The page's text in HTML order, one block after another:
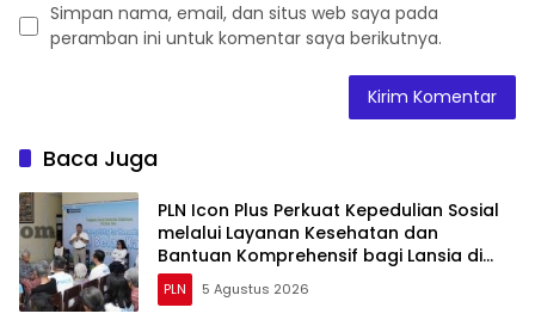
Simpan nama, email, dan situs web saya pada
peramban ini untuk komentar saya berikutnya.
Baca Juga
PLN Icon Plus Perkuat Kepedulian Sosial
melalui Layanan Kesehatan dan
Bantuan Komprehensif bagi Lansia di
Malang
PLN 5 Agustus 2026